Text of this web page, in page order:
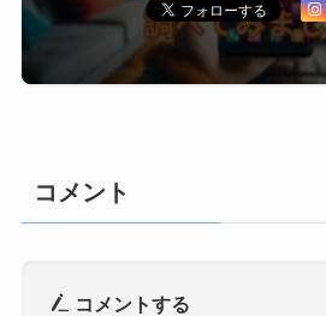
コメント
コメントする